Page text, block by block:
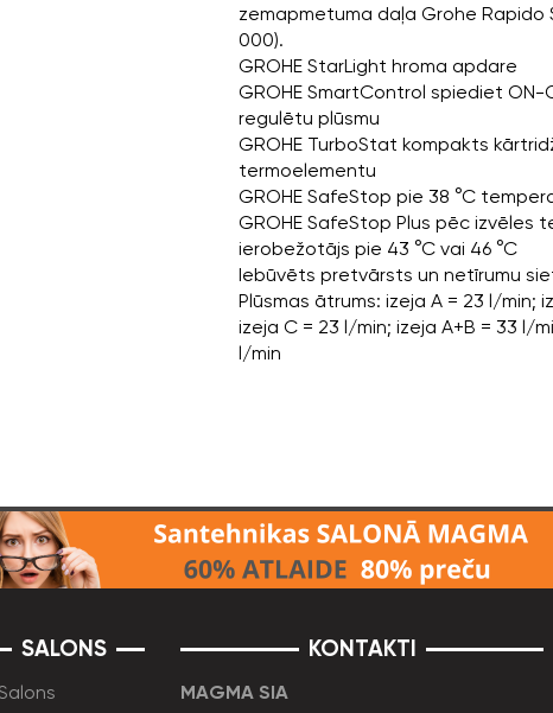
zemapmetuma daļa Grohe Rapido
000).
GROHE StarLight hroma apdare
GROHE SmartControl spiediet ON-
regulētu plūsmu
GROHE TurboStat kompakts
termoelementu
GROHE SafeStop pie 38 °C
GROHE SafeStop Plus pēc izvēles
ierobežotājs pie 43 °C vai 46 °C
Iebūvēts pretvārsts un netīrumu
Plūsmas ātrums: izeja A = 23 l/min;
izeja C = 23 l/min; izeja A+B = 33 l/
l/min
SALONS KONTAKTI
MAGMA SIA